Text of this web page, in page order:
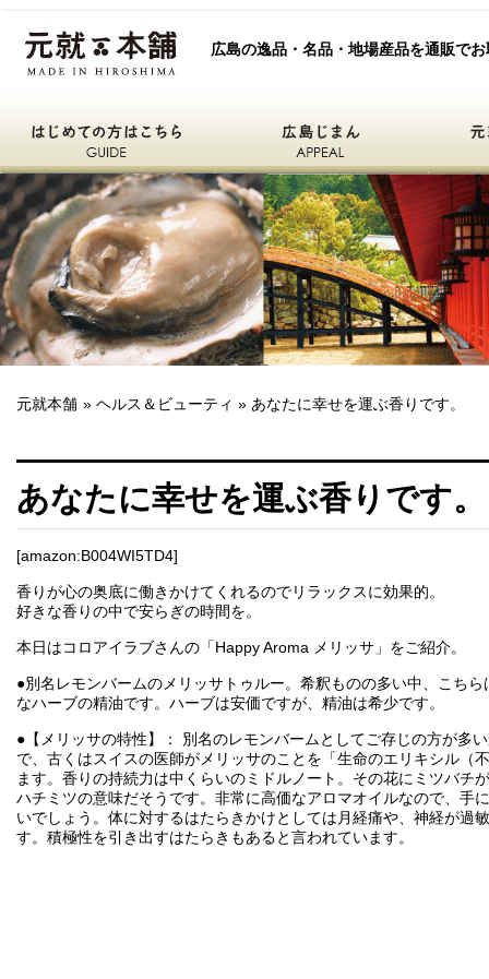
元就本舗
広島の逸品・名品・地場産品を通販で
ひろしまええもん
元就本舗 » ヘルス＆ビューティ » あなたに幸せを運ぶ香りです。
あなたに幸せを運ぶ香りです。
[amazon:B004WI5TD4]
香りが心の奥底に働きかけてくれるのでリラックスに効果的。
好きな香りの中で安らぎの時間を。
本日はコロアイラブさんの「Happy Aroma メリッサ」をご紹介。
●別名レモンバームのメリッサトゥルー。希釈ものの多い中、こち
なハーブの精油です。ハーブは安価ですが、精油は希少です。
●【メリッサの特性】： 別名のレモンバームとしてご存じの方が多
で、古くはスイスの医師がメリッサのことを「生命のエリキシル（
ます。香りの持続力は中くらいのミドルノート。その花にミツバチ
ハチミツの意味だそうです。非常に高価なアロマオイルなので、手
いでしょう。体に対するはたらきかけとしては月経痛や、神経が過
す。積極性を引き出すはたらきもあると言われています。